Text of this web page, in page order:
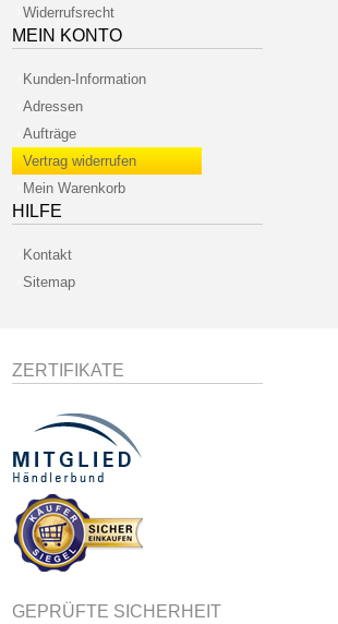
Widerrufsrecht
MEIN KONTO
Kunden-Information
Adressen
Aufträge
Vertrag widerrufen
Mein Warenkorb
HILFE
Kontakt
Sitemap
ZERTIFIKATE
GEPRÜFTE SICHERHEIT